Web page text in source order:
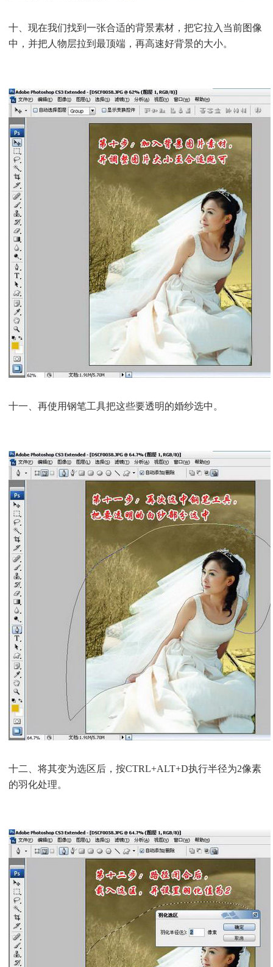
十、现在我们找到一张合适的背景素材，把它拉入当前图像
中，并把人物层拉到最顶端，再高速好背景的大小。
十一、再使用钢笔工具把这些要透明的婚纱选中。
十二、将其变为选区后，按CTRL+ALT+D执行半径为2像素
的羽化处理。